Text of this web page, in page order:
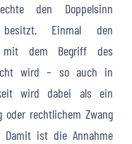
den Doppelsinn
besitzt. Einmal den
mit dem Begriff des
wird – so auch in
wird dabei als ein
oder rechtlichem Zwang
Damit ist die Annahme